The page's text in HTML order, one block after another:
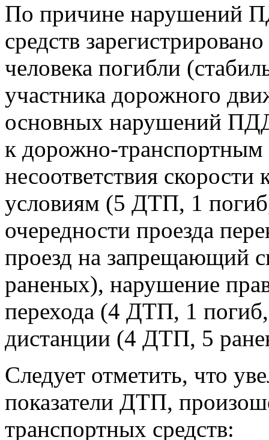
По причине нарушений
средств
человека погибли
участника дорожного
основных нарушений
к дорожно-
несоответствия
условиям (5 ДТП, 1
очередности проезда
проезд на запрещающий
раненых), нарушение
перехода (4 ДТП, 1
дистанции (4 ДТП, 5
Следует отметить, что
показатели ДТП,
транспортных средств: